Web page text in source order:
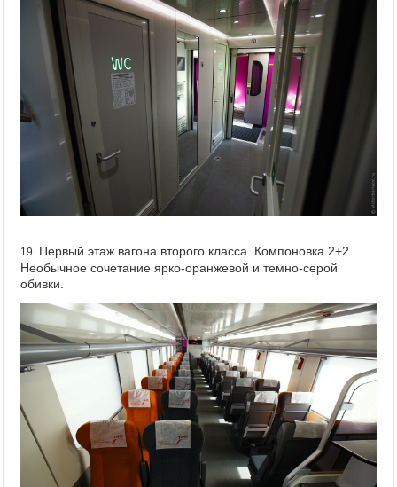
19. Первый этаж вагона второго класса. Компоновка 2+2.
Необычное сочетание ярко-оранжевой и темно-серой
обивки.